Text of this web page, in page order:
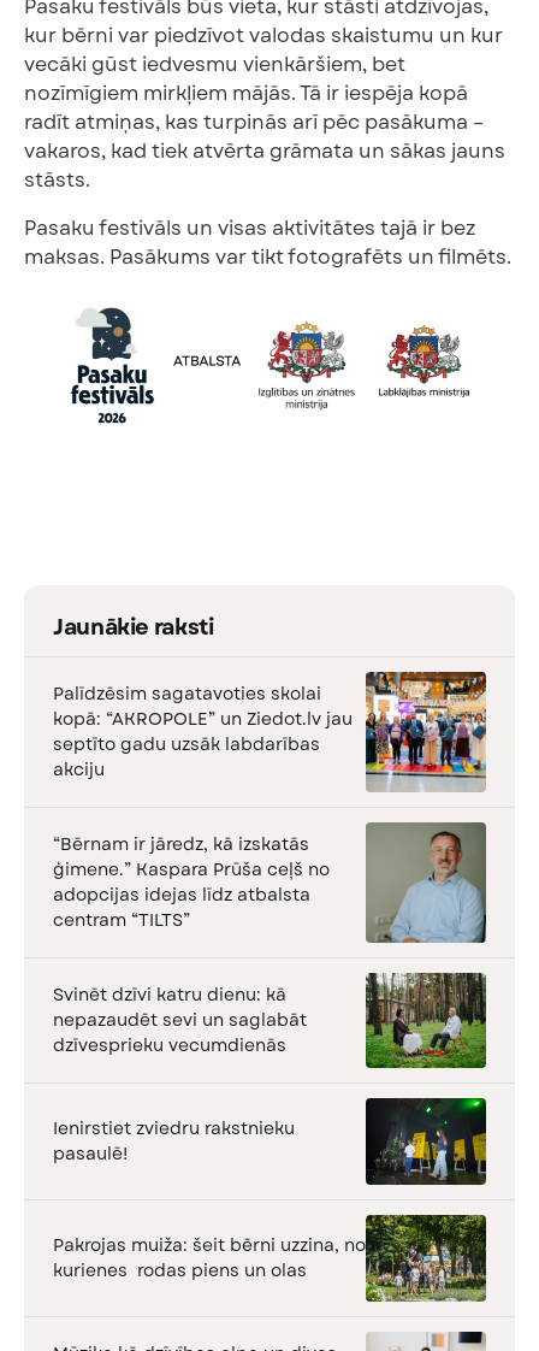
Pasaku festivāls būs vieta, kur stāsti atdzīvojas,
kur bērni var piedzīvot valodas skaistumu un kur
vecāki gūst iedvesmu vienkāršiem, bet
nozīmīgiem mirkļiem mājās. Tā ir iespēja kopā
radīt atmiņas, kas turpinās arī pēc pasākuma –
vakaros, kad tiek atvērta grāmata un sākas jauns
stāsts.
Pasaku festivāls un visas aktivitātes tajā ir bez
maksas. Pasākums var tikt fotografēts un filmēts.
Jaunākie raksti
Palīdzēsim sagatavoties skolai
kopā: “AKROPOLE” un Ziedot.lv jau
septīto gadu uzsāk labdarības
akciju
“Bērnam ir jāredz, kā izskatās
ģimene.” Kaspara Prūša ceļš no
adopcijas idejas līdz atbalsta
centram “TILTS”
Svinēt dzīvi katru dienu: kā
nepazaudēt sevi un saglabāt
dzīvesprieku vecumdienās
Ienirstiet zviedru rakstnieku
pasaulē!
Pakrojas muiža: šeit bērni uzzina, no
kurienes rodas piens un olas